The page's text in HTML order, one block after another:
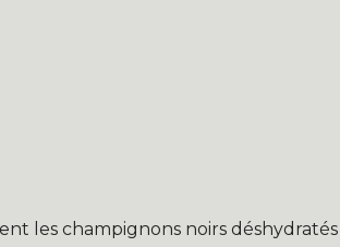
les champignons noirs déshydratés